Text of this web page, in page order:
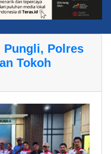
Pungli, Polres
Tokoh